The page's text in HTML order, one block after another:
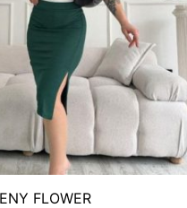
FLOWER
variații.
Opțiunile
pot
fi
pagina